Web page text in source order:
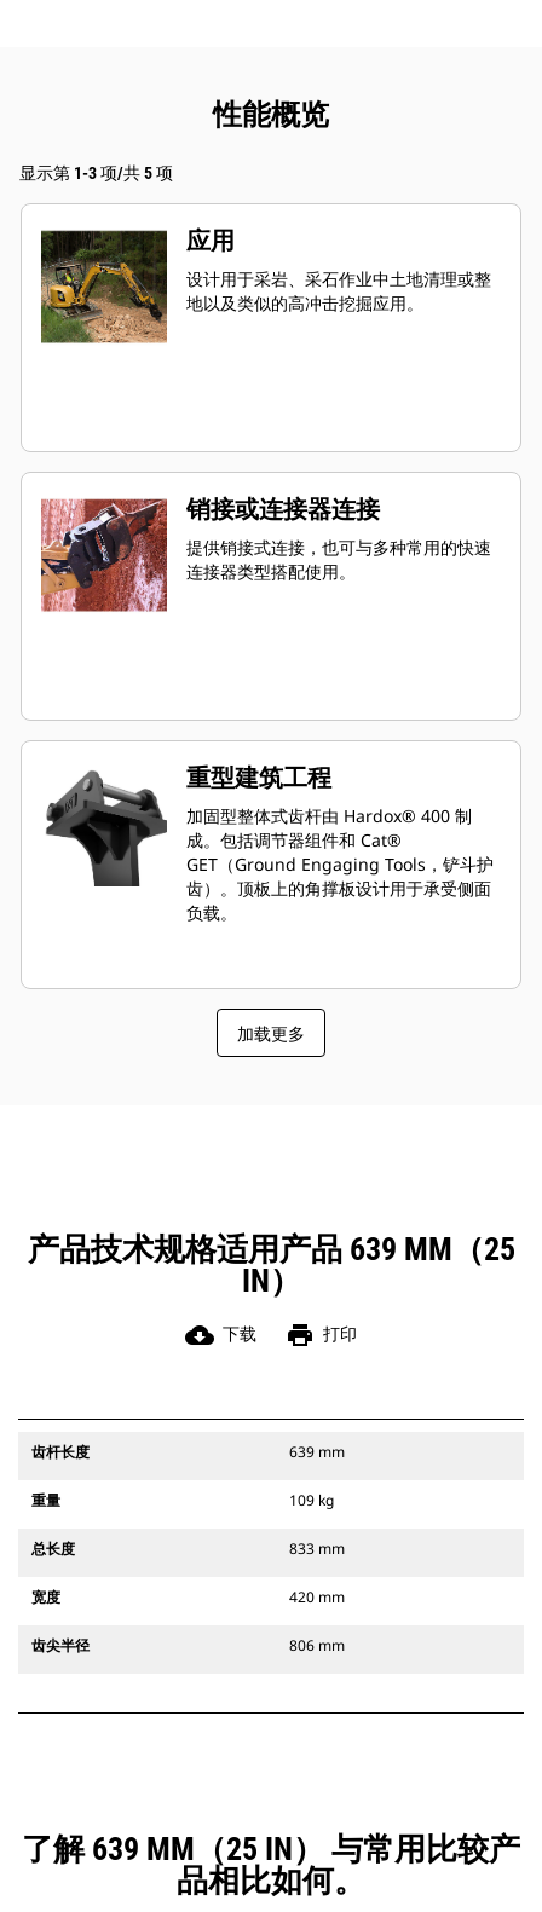
性能概览
显示第 1-3 项/共 5 项
应用
设计用于采岩、采石作业中土地清理或整
地以及类似的高冲击挖掘应用。
销接或连接器连接
提供销接式连接，也可与多种常用的快速
连接器类型搭配使用。
重型建筑工程
加固型整体式齿杆由 Hardox® 400 制
成。包括调节器组件和 Cat®
GET（Ground Engaging Tools，铲斗护
齿）。顶板上的角撑板设计用于承受侧面
负载。
加载更多
产品技术规格适用产品 639 MM（25
IN）
cloud_download 下载 print 打印
齿杆长度 639 mm
重量 109 kg
总长度 833 mm
宽度 420 mm
齿尖半径 806 mm
了解 639 MM（25 IN） 与常用比较产
品相比如何。